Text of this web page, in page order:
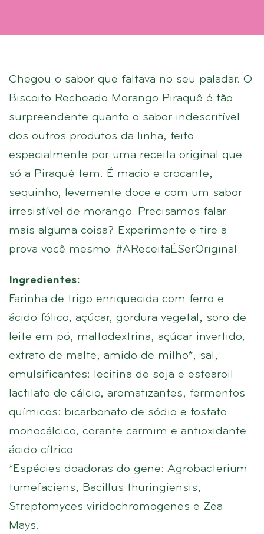
Chegou o sabor que faltava no seu paladar. O
Biscoito Recheado Morango Piraquê é tão
surpreendente quanto o sabor indescritível
dos outros produtos da linha, feito
especialmente por uma receita original que
só a Piraquê tem. É macio e crocante,
sequinho, levemente doce e com um sabor
irresistível de morango. Precisamos falar
mais alguma coisa? Experimente e tire a
prova você mesmo. #AReceitaÉSerOriginal
Ingredientes:
Farinha de trigo enriquecida com ferro e
ácido fólico, açúcar, gordura vegetal, soro de
leite em pó, maltodextrina, açúcar invertido,
extrato de malte, amido de milho*, sal,
emulsificantes: lecitina de soja e estearoil
lactilato de cálcio, aromatizantes, fermentos
químicos: bicarbonato de sódio e fosfato
monocálcico, corante carmim e antioxidante
ácido cítrico.
*Espécies doadoras do gene: Agrobacterium
tumefaciens, Bacillus thuringiensis,
Streptomyces viridochromogenes e Zea
Mays.